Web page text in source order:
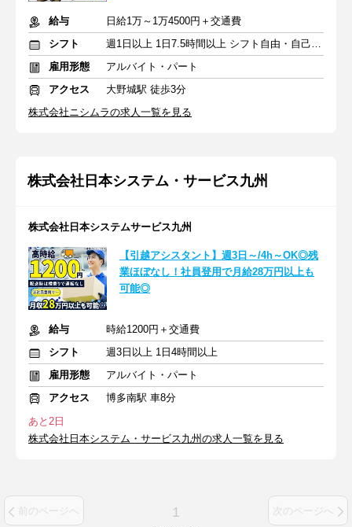
給与
日給1万～1万4500円＋交通費
シフト
週1日以上 1日7.5時間以上 シフト自由・自己申告
雇用形態
アルバイト・パート
アクセス
大野城駅 徒歩3分
株式会社ニシムラの求人一覧を見る
株式会社日本システム・サービス九州
株式会社日本システムサービス九州
【引越アシスタント】週3日～/4h～OK◎残
業ほぼなし！社員登用で月給28万円以上も
可能◎
給与
時給1200円＋交通費
シフト
週3日以上 1日4時間以上
雇用形態
アルバイト・パート
アクセス
博多南駅 車8分
あと2日
株式会社日本システム・サービス九州の求人一覧を見る
前のページへ 1 次のページへ